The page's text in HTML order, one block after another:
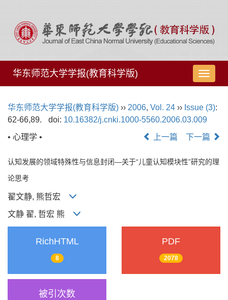
导
航
换
华东师范大学学报(教育科学版)
华东师范大学学报(教育科学版) ›› 2006, Vol. 24 ›› Issue (3):
62-66,89.
doi: 10.16382/j.cnki.1000-5560.2006.03.009
• 心理学 •
上一篇 下一篇
认知发展的领域特殊性与信息封闭—关于“儿童认知模块性”研究的理
论思考
翟文静, 熊哲宏
文静 翟, 哲宏 熊
RichHTML
8
PDF
2078
被引次数